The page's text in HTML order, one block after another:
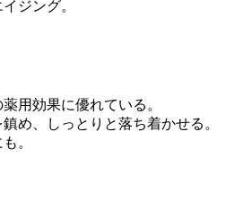
ジング。
用効果に優れている。
め、しっとりと落ち着かせる。
。